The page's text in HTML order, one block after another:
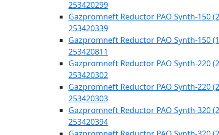
253420299
Gazpromneft Reductor PAO Synth-150
253420339
Gazpromneft Reductor PAO Synth-150
253420811
Gazpromneft Reductor PAO Synth-220
253420302
Gazpromneft Reductor PAO Synth-220
253420303
Gazpromneft Reductor PAO Synth-320
253420394